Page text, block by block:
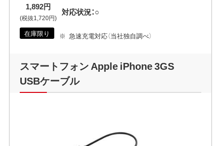
1,892円
(税抜1,720円)
対応状況：○
在庫限り 急速充電対応（当社独自調べ）
スマートフォン Apple iPhone 3GS
USBケーブル